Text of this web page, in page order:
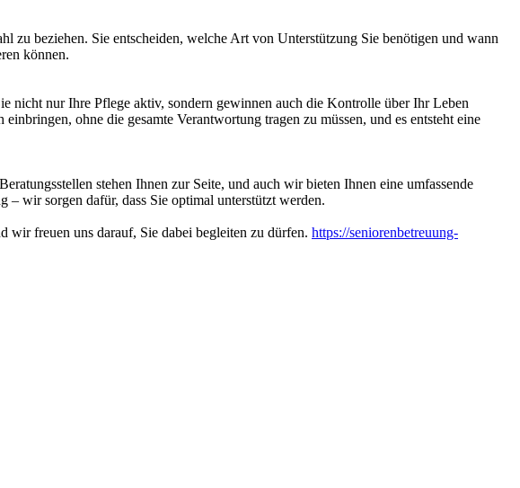
zu beziehen. Sie entscheiden, welche Art von Unterstützung Sie benötigen und wann
können.
nicht nur Ihre Pflege aktiv, sondern gewinnen auch die Kontrolle über Ihr Leben
ohne die gesamte Verantwortung tragen zu müssen, und es entsteht eine
stehen Ihnen zur Seite, und auch wir bieten Ihnen eine umfassende
wir sorgen dafür, dass Sie optimal unterstützt werden.
wir freuen uns darauf, Sie dabei begleiten zu dürfen. https://seniorenbetreuung-